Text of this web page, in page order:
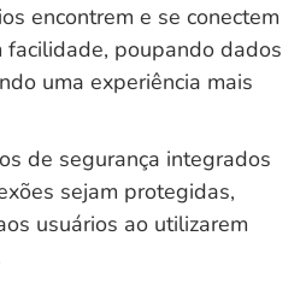
encontrem e se conectem
facilidade, poupando dados
uma experiência mais
de segurança integrados
sejam protegidas,
usuários ao utilizarem